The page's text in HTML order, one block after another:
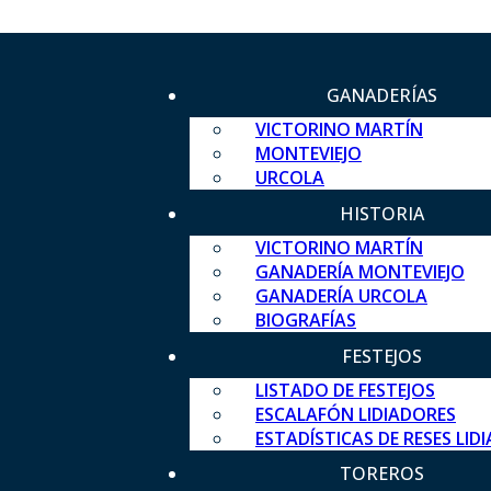
GANADERÍAS
VICTORINO MARTÍN
MONTEVIEJO
URCOLA
HISTORIA
VICTORINO MARTÍN
GANADERÍA MONTEVIEJO
GANADERÍA URCOLA
BIOGRAFÍAS
FESTEJOS
LISTADO DE FESTEJOS
ESCALAFÓN LIDIADORES
ESTADÍSTICAS DE RESES
TOREROS